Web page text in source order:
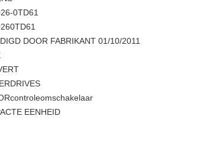
0TD61
DOOR FABRIKANT 01/10/2011
EENHEID